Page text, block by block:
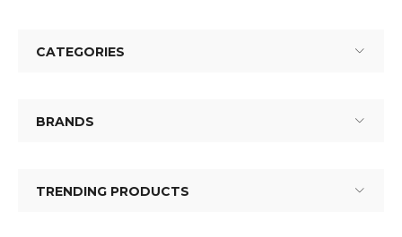
CATEGORIES
BRANDS
TRENDING PRODUCTS